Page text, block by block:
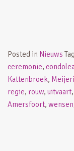
Posted in Nieuws
ceremonie,
Kattenbroek,
regie, rouw, uitvaart,
Amersfoort, wensen